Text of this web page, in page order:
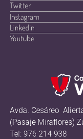
Twitter
Instagram
Linkedin
Youtube
Avda. Cesáreo
(Pasaje Miraflores)
Tel: 976 214 938